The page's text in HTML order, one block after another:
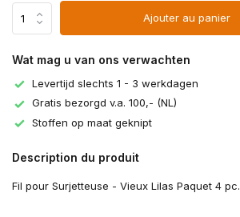
Ajouter au panier
Wat mag u van ons verwachten
Levertijd slechts 1 - 3 werkdagen
Gratis bezorgd v.a. 100,- (NL)
Stoffen op maat geknipt
Description du produit
Fil pour Surjetteuse - Vieux Lilas Paquet 4 pc.